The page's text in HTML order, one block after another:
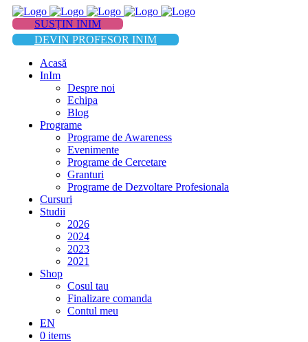
SUSȚIN INIM
DEVIN PROFESOR INIM
Acasă
InIm
Despre noi
Echipa
Blog
Programe
Programe de Awareness
Evenimente
Programe de Cercetare
Granturi
Programe de Dezvoltare Profesionala
Cursuri
Studii
2026
2024
2023
2021
Shop
Cosul tau
Finalizare comanda
Contul meu
EN
0 items